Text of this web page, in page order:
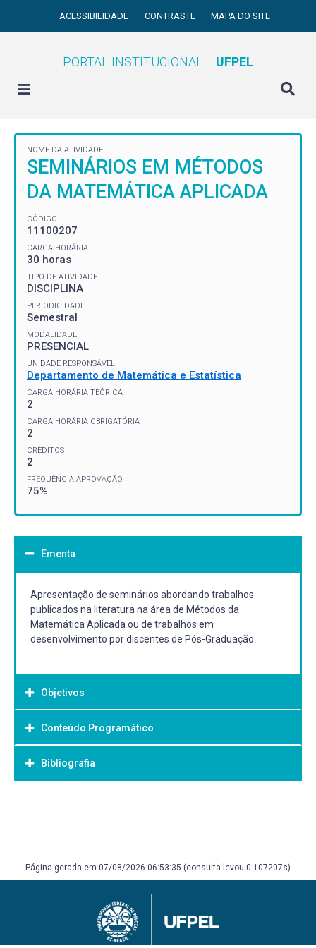
ACESSIBILIDADE CONTRASTE MAPA DO SITE
PORTAL INSTITUCIONAL UFPEL
NOME DA ATIVIDADE
SEMINÁRIOS EM MÉTODOS
DA MATEMÁTICA APLICADA
CÓDIGO
11100207
CARGA HORÁRIA
30 horas
TIPO DE ATIVIDADE
DISCIPLINA
PERIODICIDADE
Semestral
MODALIDADE
PRESENCIAL
UNIDADE RESPONSÁVEL
Departamento de Matemática e Estatística
CARGA HORÁRIA TEÓRICA
2
CARGA HORÁRIA OBRIGATÓRIA
2
CRÉDITOS
2
FREQUÊNCIA APROVAÇÃO
75%
Ementa
Apresentação de seminários abordando trabalhos
publicados na literatura na área de Métodos da
Matemática Aplicada ou de trabalhos em
desenvolvimento por discentes de Pós-Graduação.
Objetivos
Objetivo Geral:
Conteúdo Programático
Os seminários serão definidos no início de cada semestre.
Bibliografia
Página gerada em 07/08/2026 06:53:35 (consulta levou 0.107207s)